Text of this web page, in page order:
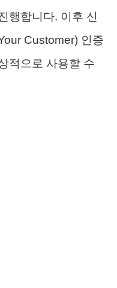
행합니다. 이후 신
Customer) 인증
적으로 사용할 수